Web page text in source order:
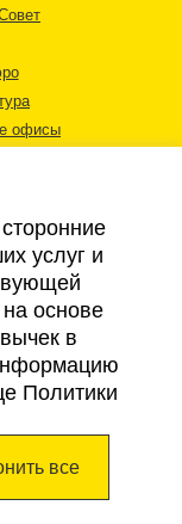
офисы
Совет. Все права
услуг и
основе
в
Политики
все